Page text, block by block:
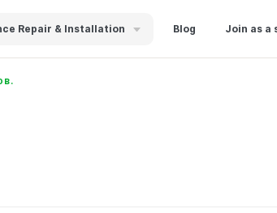
Repair & Installation Blog Join as a